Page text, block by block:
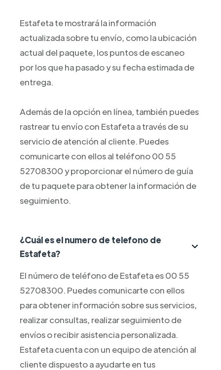
Estafeta te mostrará la información
actualizada sobre tu envío, como la ubicación
actual del paquete, los puntos de escaneo
por los que ha pasado y su fecha estimada de
entrega.
Además de la opción en línea, también puedes
rastrear tu envío con Estafeta a través de su
servicio de atención al cliente. Puedes
comunicarte con ellos al teléfono 00 55
52708300 y proporcionar el número de guía
de tu paquete para obtener la información de
seguimiento.
¿Cuál es el numero de telefono de
Estafeta?
El número de teléfono de Estafeta es 00 55
52708300. Puedes comunicarte con ellos
para obtener información sobre sus servicios,
realizar consultas, realizar seguimiento de
envíos o recibir asistencia personalizada.
Estafeta cuenta con un equipo de atención al
cliente dispuesto a ayudarte en tus